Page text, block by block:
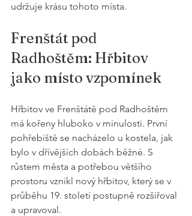
udržuje krásu tohoto místa.
Frenštát pod
Radhoštěm: Hřbitov
jako místo vzpomínek
Hřbitov ve Frenštátě pod Radhoštěm
má kořeny hluboko v minulosti. První
pohřebiště se nacházelo u kostela, jak
bylo v dřívějších dobách běžné. S
růstem města a potřebou většího
prostoru vznikl nový hřbitov, který se v
průběhu 19. století postupně rozšiřoval
a upravoval.